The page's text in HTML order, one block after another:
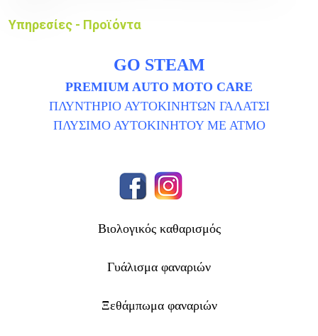
Υπηρεσίες - Προϊόντα
GO STEAM
PREMIUM AUTO MOTO CARE
ΠΛΥΝΤΗΡΙΟ ΑΥΤΟΚΙΝΗΤΩΝ ΓΑΛΑΤΣΙ
ΠΛΥΣΙΜΟ ΑΥΤΟΚΙΝΗΤΟΥ ΜΕ ΑΤΜΟ
Βιολογικός καθαρισμός
Γυάλισμα φαναριών
Ξεθάμπωμα φαναριών